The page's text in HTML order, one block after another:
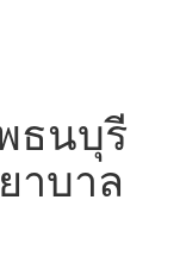
ธนบุรี
าบาล